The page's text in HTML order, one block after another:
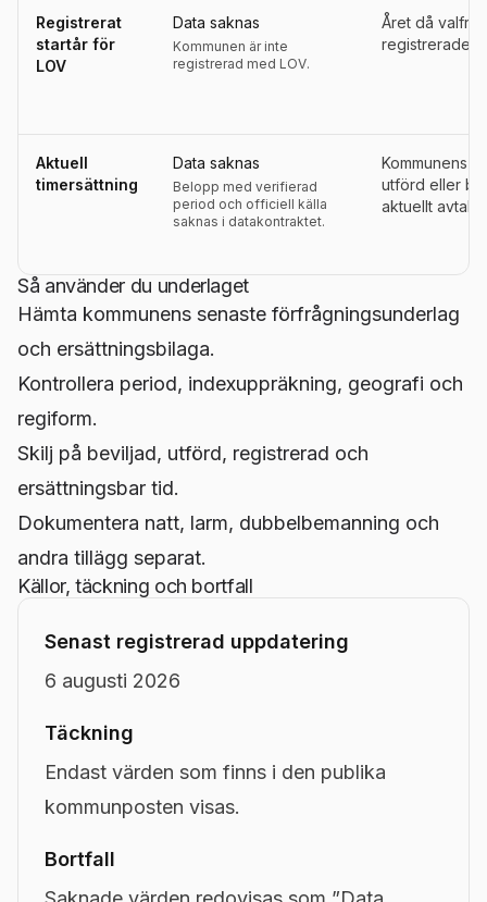
Registrerat
startår för
LOV
Data saknas
Kommunen är inte
registrerad med LOV.
Året då
registrerades
Aktuell
timersättning
Data saknas
Belopp med verifierad
period och officiell källa
saknas i datakontraktet.
Kommunens
utförd eller
aktuellt
Så använder du underlaget
Hämta kommunens senaste förfrågningsunderlag
och ersättningsbilaga.
Kontrollera period, indexuppräkning, geografi och
regiform.
Skilj på beviljad, utförd, registrerad och
ersättningsbar tid.
Dokumentera natt, larm, dubbelbemanning och
andra tillägg separat.
Källor, täckning och bortfall
Senast registrerad uppdatering
6 augusti 2026
Täckning
Endast värden som finns i den publika
kommunposten visas.
Bortfall